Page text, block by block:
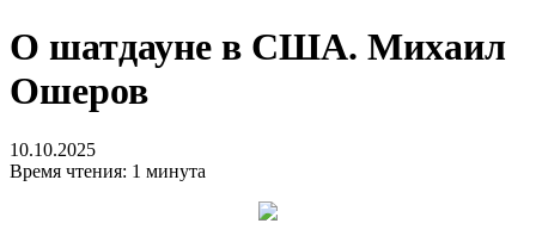
О шатдауне в США. Михаил
Ошеров
10.10.2025
Время чтения: 1 минута